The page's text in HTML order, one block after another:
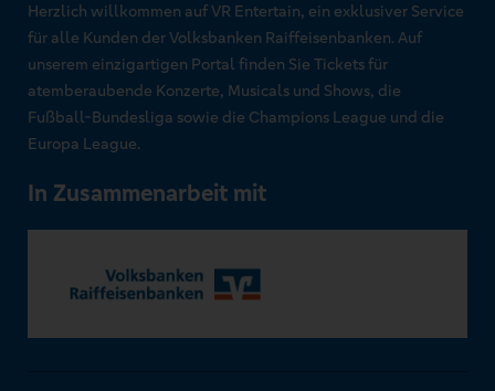
Herzlich willkommen auf VR Entertain, ein exklusiver Service
für alle Kunden der Volksbanken Raiffeisenbanken. Auf
unserem einzigartigen Portal finden Sie Tickets für
atemberaubende Konzerte, Musicals und Shows, die
Fußball-Bundesliga sowie die Champions League und die
Europa League.
In Zusammenarbeit mit